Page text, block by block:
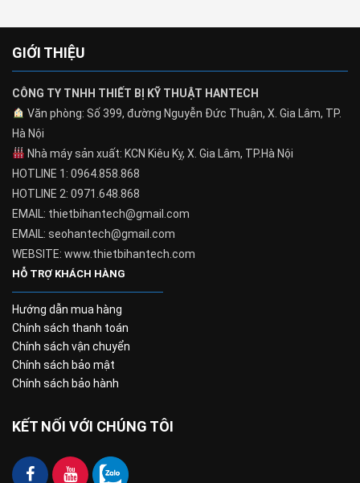
GIỚI THIỆU
CÔNG TY TNHH THIẾT BỊ KỸ THUẬT HANTECH
Văn phòng: Số 399, đường Nguyễn Đức Thuận, X. Gia Lâm, TP.
Hà Nội
Nhà máy sản xuất: KCN Kiêu Kỵ, X. Gia Lâm, TP.Hà Nội
HOTLINE 1: 0964.858.868
HOTLINE 2: 0971.648.868
EMAIL: thietbihantech@gmail.com
EMAIL: seohantech@gmail.com
WEBSITE: www.thietbihantech.com
HỖ TRỢ KHÁCH HÀNG
Hướng dẫn mua hàng
Chính sách thanh toán
Chính sách vận chuyển
Chính sách bảo mật
Chính sách bảo hành
KẾT NỐI VỚI CHÚNG TÔI